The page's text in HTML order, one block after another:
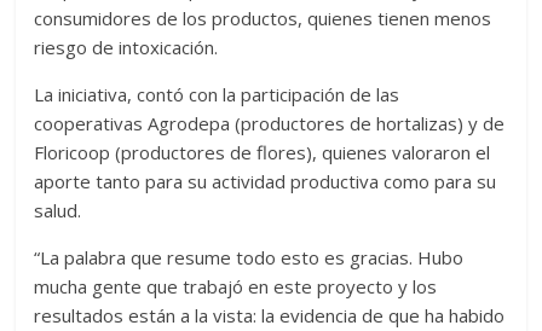
consumidores de los productos, quienes tienen menos
riesgo de intoxicación.
La iniciativa, contó con la participación de las
cooperativas Agrodepa (productores de hortalizas) y de
Floricoop (productores de flores), quienes valoraron el
aporte tanto para su actividad productiva como para su
salud.
“La palabra que resume todo esto es gracias. Hubo
mucha gente que trabajó en este proyecto y los
resultados están a la vista: la evidencia de que ha habido